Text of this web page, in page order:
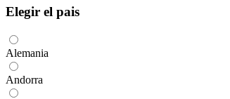
Elegir el pais
Alemania
Andorra